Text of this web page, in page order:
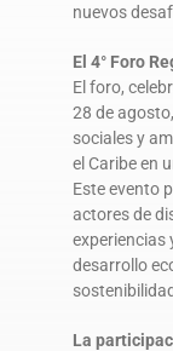
nuevos
El 4° Foro
El foro,
28 de
sociales y
el Caribe en
Este evento
actores de
experiencias
desarrollo
La